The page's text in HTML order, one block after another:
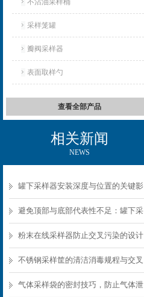
不沾油采样桶
采样笼罐
瓣阀采样器
表面取样勺
查看全部产品
相关新闻
NEWS
罐下采样器安装深度与位置的关键影
响
避免顶部与底部代表性不足：罐下采
样器结构选型要点
粉末在线采样器防止交叉污染的设计
要点
不锈钢采样筐的清洁消毒规程与交叉
污染预防
气体采样袋的密封技巧，防止气体泄